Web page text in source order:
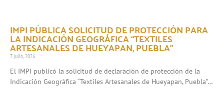
IMPI PÚBLICA SOLICITUD DE PROTECCIÓN PARA
LA INDICACIÓN GEOGRÁFICA “TEXTILES
ARTESANALES DE HUEYAPAN, PUEBLA”
7 julio, 2026
El IMPI publicó la solicitud de declaración de protección de la
Indicación Geográfica “Textiles Artesanales de Hueyapan, Puebla”…